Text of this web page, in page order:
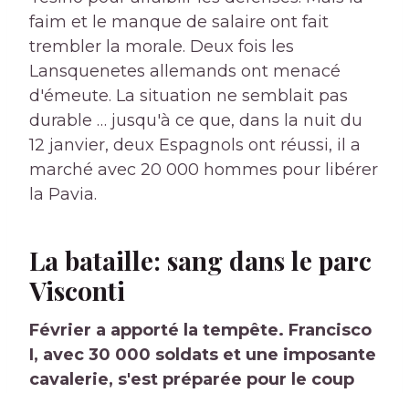
faim et le manque de salaire ont fait
trembler la morale. Deux fois les
Lansquenetes allemands ont menacé
d'émeute. La situation ne semblait pas
durable … jusqu'à ce que, dans la nuit du
12 janvier, deux Espagnols ont réussi, il a
marché avec 20 000 hommes pour libérer
la Pavia.
La bataille: sang dans le parc
Visconti
Février a apporté la tempête. Francisco
I, avec 30 000 soldats et une imposante
cavalerie, s'est préparée pour le coup